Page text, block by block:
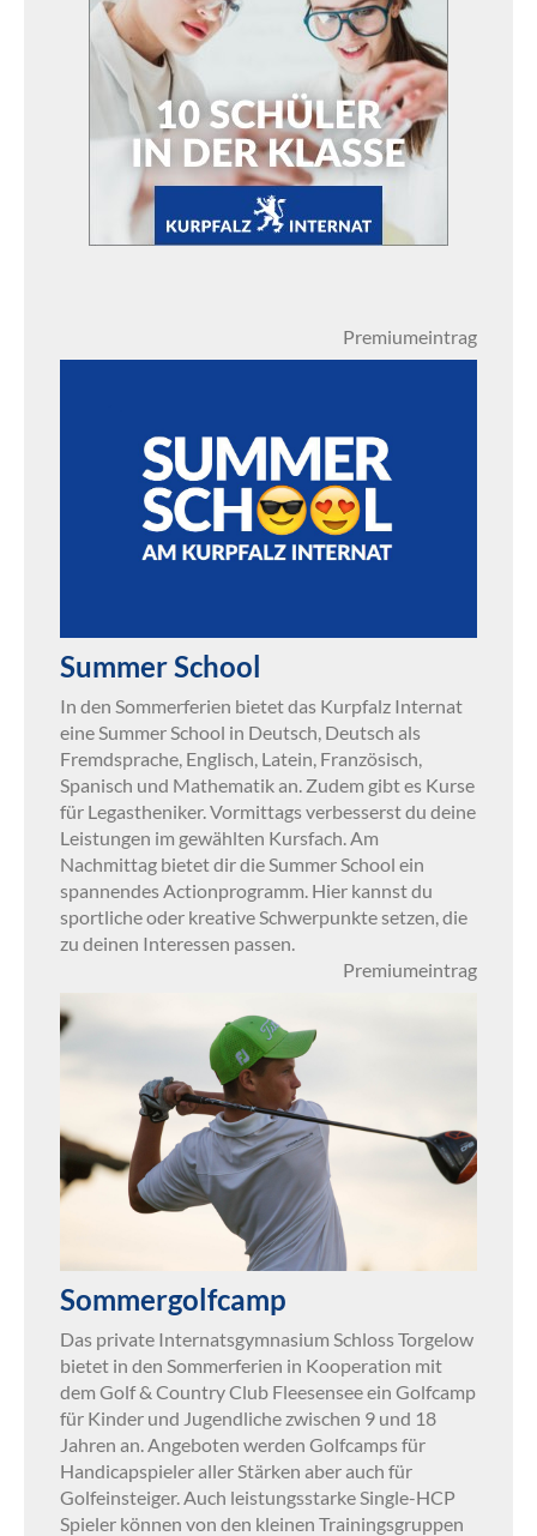
Premiumeintrag
Summer School
In den Sommerferien bietet das Kurpfalz Internat
eine Summer School in Deutsch, Deutsch als
Fremdsprache, Englisch, Latein, Französisch,
Spanisch und Mathematik an. Zudem gibt es Kurse
für Legastheniker. Vormittags verbesserst du deine
Leistungen im gewählten Kursfach. Am
Nachmittag bietet dir die Summer School ein
spannendes Actionprogramm. Hier kannst du
sportliche oder kreative Schwerpunkte setzen, die
zu deinen Interessen passen.
Premiumeintrag
Sommergolfcamp
Das private Internatsgymnasium Schloss Torgelow
bietet in den Sommerferien in Kooperation mit
dem Golf & Country Club Fleesensee ein Golfcamp
für Kinder und Jugendliche zwischen 9 und 18
Jahren an. Angeboten werden Golfcamps für
Handicapspieler aller Stärken aber auch für
Golfeinsteiger. Auch leistungsstarke Single-HCP
Spieler können von den kleinen Trainingsgruppen